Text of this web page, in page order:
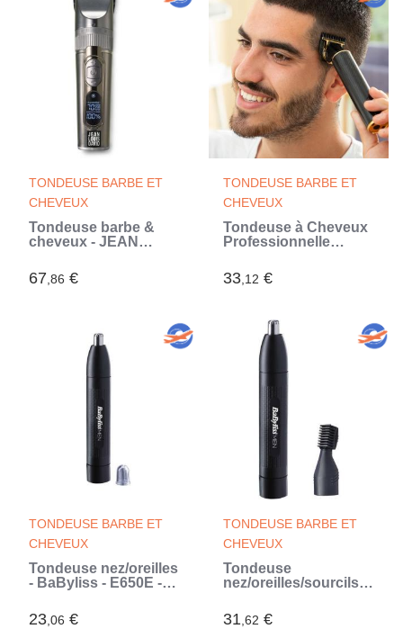
TONDEUSE BARBE ET
CHEVEUX
Tondeuse barbe &
cheveux - JEAN
Clipper - 25 Hauteurs
de Coupe - Batterie
67,86 €
TONDEUSE BARBE ET
CHEVEUX
Tondeuse à Cheveux
Professionnelle
Accessoires Triher
InnovaGoods
33,12 €
TONDEUSE BARBE ET
CHEVEUX
Tondeuse nez/oreilles
- BaByliss - E650E -
tete amovible lavable
sous l'eau (Noir)
23,06 €
TONDEUSE BARBE ET
CHEVEUX
Tondeuse
nez/oreilles/sourcils -
Lame en acier
inoxydable -
31,62 €